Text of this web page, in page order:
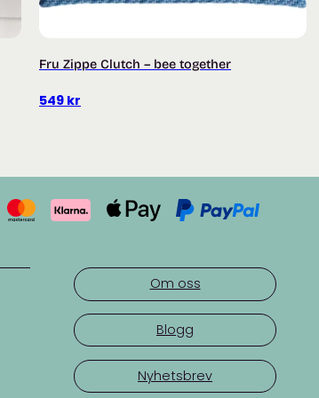
Fru Zippe Clutch – bee together
549 kr
Om oss
Blogg
Nyhetsbrev